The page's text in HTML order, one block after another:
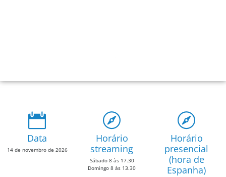
Data
14 de novembro de 2026
Horário
streaming
Sábado 8 às 17.30
Domingo 8 às 13.30
Horário
presencial
(hora de
Espanha)